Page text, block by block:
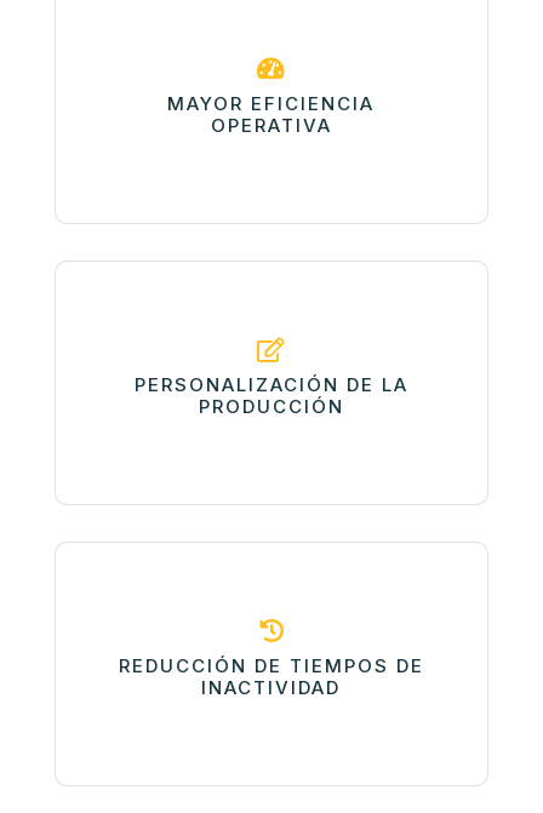

MAYOR EFICIENCIA
OPERATIVA

PERSONALIZACIÓN DE LA
PRODUCCIÓN

REDUCCIÓN DE TIEMPOS DE
INACTIVIDAD